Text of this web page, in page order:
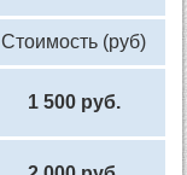
Стоимость (руб)
1 500 руб.